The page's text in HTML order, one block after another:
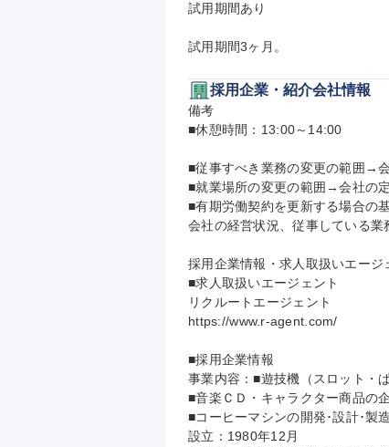
試用期間あり
試用期間3ヶ月。
採用企業・紹介会社情報
備考
■休憩時間：13:00～14:00
■従事すべき業務の変更の範囲→
■就業場所の変更の範囲→会社の
■有期労働契約を更新する場合の
会社の経営状況、従事している業
採用企業情報・求人取扱いエージ
■求人取扱いエージェント
リクルートエージェント
https://www.r-agent.com/
■採用企業情報
事業内容：■遊技機（スロット・
■音楽ＣＤ・キャラクター商品の
■コーヒーマシンの開発･設計･製
設立：1980年12月